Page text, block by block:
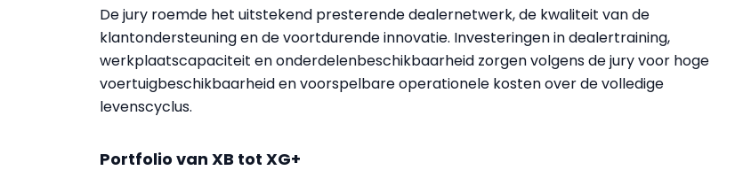
De jury roemde het uitstekend presterende dealernetwerk, de kwaliteit van de
klantondersteuning en de voortdurende innovatie. Investeringen in dealertraining,
werkplaatscapaciteit en onderdelenbeschikbaarheid zorgen volgens de jury voor hoge
voertuigbeschikbaarheid en voorspelbare operationele kosten over de volledige
levenscyclus.
Portfolio van XB tot XG+